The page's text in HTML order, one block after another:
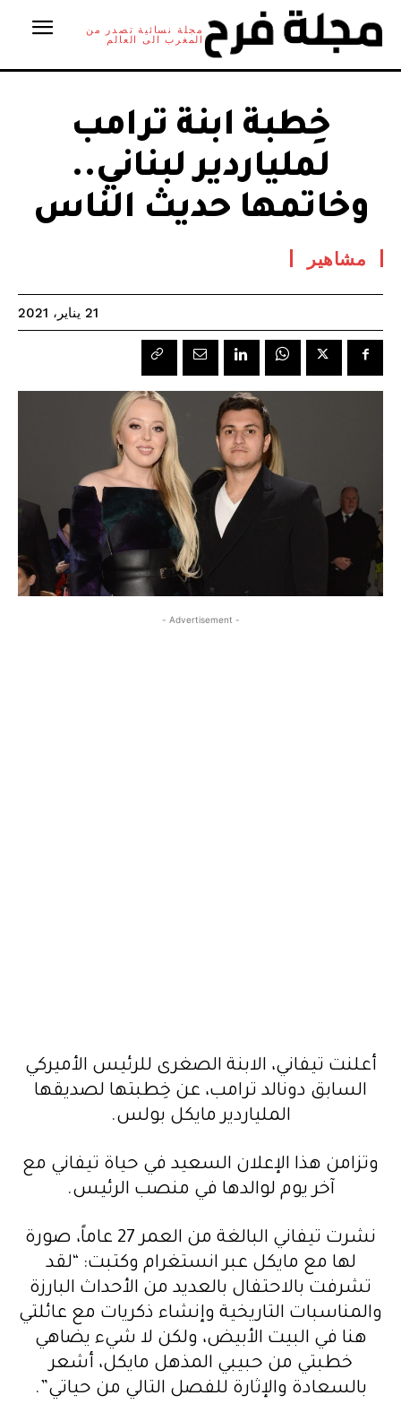
مجلة نسائية تصدر من
المغرب الى العالم
خِطبة ابنة ترامب
لملياردير لبناني..
وخاتمها حديث الناس
مشاهير
21 يناير، 2021
- Advertisement -
أعلنت تيفاني، الابنة الصغرى للرئيس الأميركي
السابق دونالد ترامب، عن خِطبتها لصديقها
الملياردير مايكل بولس.
وتزامن هذا الإعلان السعيد في حياة تيفاني مع
آخر يوم لوالدها في منصب الرئيس.
نشرت تيفاني البالغة من العمر 27 عاماً، صورة
لها مع مايكل عبر انستغرام وكتبت: “لقد
تشرفت بالاحتفال بالعديد من الأحداث البارزة
والمناسبات التاريخية وإنشاء ذكريات مع عائلتي
هنا في البيت الأبيض، ولكن لا شيء يضاهي
خطبتي من حبيبي المذهل مايكل، أشعر
بالسعادة والإثارة للفصل التالي من حياتي”.